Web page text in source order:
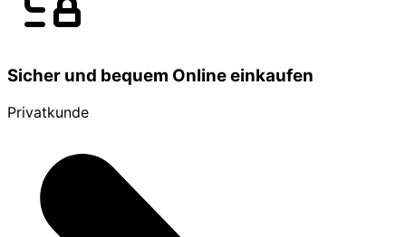
Sicher und bequem Online einkaufen
Privatkunde